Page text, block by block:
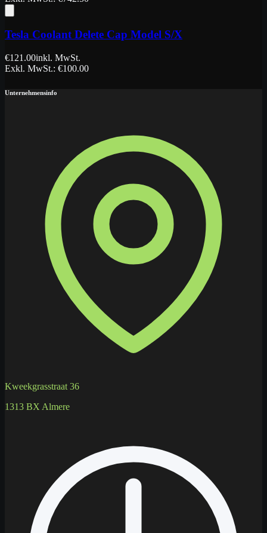
Tesla Coolant Delete Cap Model S/X
€121.00inkl. MwSt.
Exkl. MwSt.: €100.00
Unternehmensinfo
Kweekgrasstraat 36
1313 BX Almere